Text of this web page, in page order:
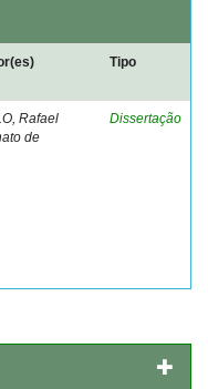
Tipo
Rafael
de
Dissertação